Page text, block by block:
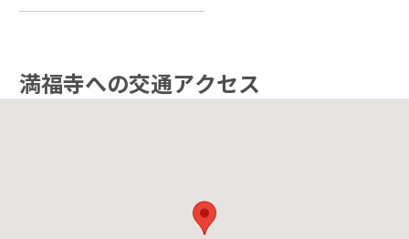
満福寺への交通アクセス